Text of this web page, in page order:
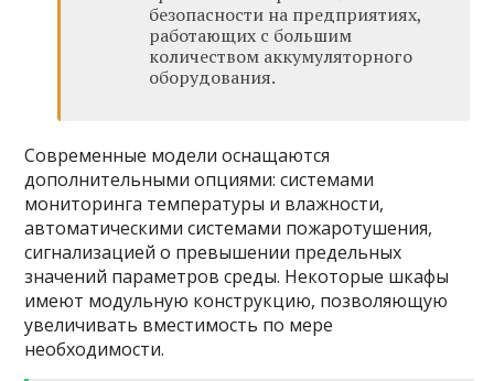
безопасности на предприятиях,
работающих с большим
количеством аккумуляторного
оборудования.
Современные модели оснащаются
дополнительными опциями: системами
мониторинга температуры и влажности,
автоматическими системами пожаротушения,
сигнализацией о превышении предельных
значений параметров среды. Некоторые шкафы
имеют модульную конструкцию, позволяющую
увеличивать вместимость по мере
необходимости.